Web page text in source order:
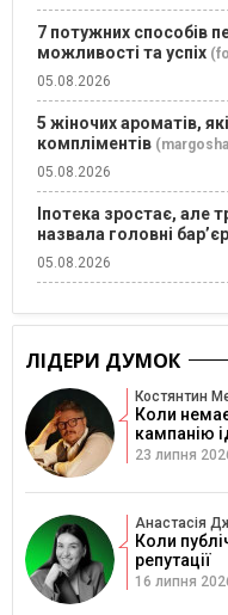
7 потужних способів
можливості та успіх
05.08.2026
5 жіночих ароматів,
компліментів
05.08.2026
Іпотека зростає, але
назвала головні
05.08.2026
ЛІДЕРИ ДУМОК
Костянтин
Коли
кампанію
23 липня
Анастасія
Коли
репутації
16 липня